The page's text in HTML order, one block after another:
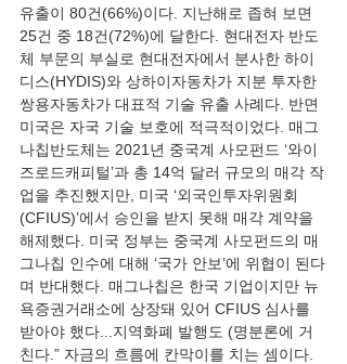
유출이 80건(66%)이다. 지난해로 좁혀 보면
25건 중 18건(72%)에 달한다. 현대전자 반도
체 부문의 부실로 현대전자에서 분사한 하이
디스(HYDIS)와 상하이자동차가 지분 투자한
쌍용자동차가 대표적 기술 유출 사례다. 반면
미국은 자국 기술 보호에 적극적이었다. 매그
나칩반도체는 2021년 중국계 사모펀드 ‘와이
즈로드캐피털’과 총 14억 달러 규모의 매각 작
업을 추진했지만, 미국 ‘외국인투자위원회
(CFIUS)’에서 승인을 받지 못해 매각 계약을
해제했다. 미국 정부는 중국계 사모펀드의 매
그나칩 인수에 대해 ‘국가 안보’에 위협이 된다
며 반대했다. 매그나칩은 한국 기업이지만 뉴
욕증권거래소에 상장돼 있어 CFIUS 심사를
받아야 했다...지역화폐 발행도 (명분론에 거
친다.” 자금의 흐름에 칸막이를 치는 셈이다.